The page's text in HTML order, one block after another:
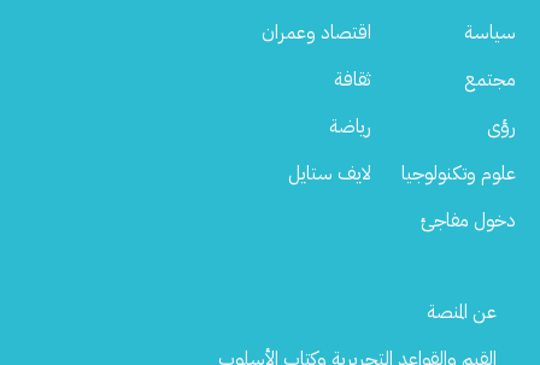
سياسة
اقتصاد وعمران
مجتمع
ثقافة
رؤى
رياضة
علوم وتكنولوجيا
لايف ستايل
دخول مفاجئ
Footer
عن المنصة
القيم والقواعد التحريرية وكتاب الأسلوب